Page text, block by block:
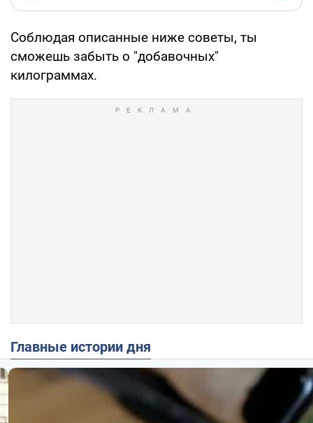
Соблюдая описанные ниже советы, ты
сможешь забыть о "добавочных"
килограммах.
Главные истории дня